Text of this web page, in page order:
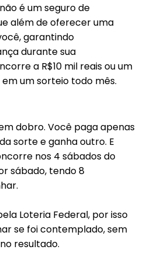
é um seguro de
além de oferecer uma
garantindo
durante sua
a R$10 mil reais ou um
um sorteio todo mês.
dobro. Você paga apenas
sorte e ganha outro. E
nos 4 sábados do
sábado, tendo 8
Loteria Federal, por isso
se foi contemplado, sem
resultado.